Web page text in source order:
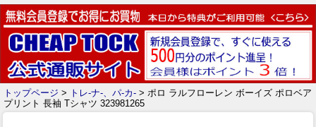
トップページ > トレ-ナ-、パ-カ- > ポロ ラルフローレン ボーイズ ポロベア
プリント 長袖 Tシャツ 323981265